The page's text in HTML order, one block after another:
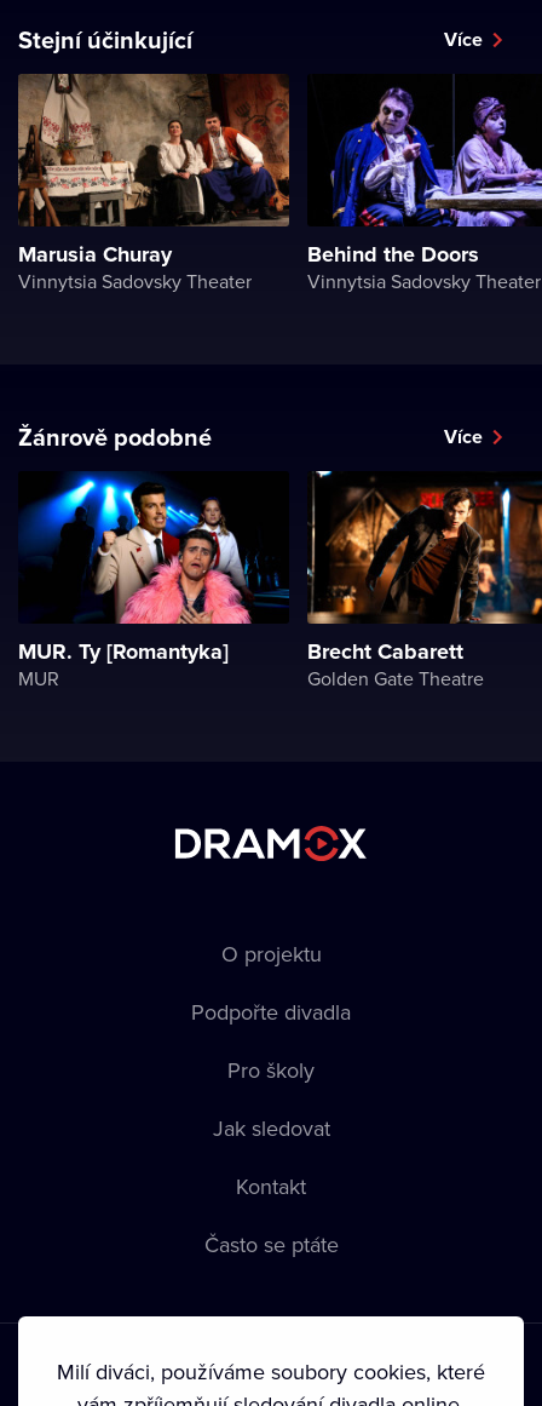
Stejní účinkující Více
Marusia Churay
Vinnytsia Sadovsky Theater
Behind the Doors
Vinnytsia Sadovsky Theater
Žánrově podobné Více
MUR. Ty [Romantyka]
MUR
Brecht Cabarett
Golden Gate Theatre
O projektu
Podpořte divadla
Pro školy
Jak sledovat
Kontakt
Často se ptáte
Milí diváci, používáme soubory cookies, které